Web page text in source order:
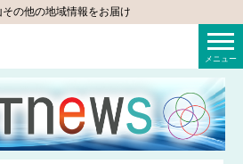
の他の地域情報をお届け
コミちゃん（倉敷ケーブルテレビ）
メニュー